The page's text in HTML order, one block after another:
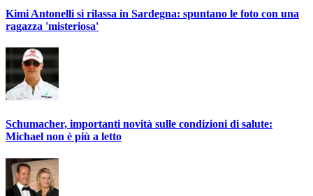
Kimi Antonelli si rilassa in Sardegna: spuntano le foto con una
ragazza 'misteriosa'
Schumacher, importanti novità sulle condizioni di salute:
Michael non è più a letto